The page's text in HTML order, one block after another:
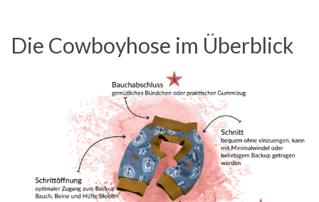
Die Cowboyhose im Überblick